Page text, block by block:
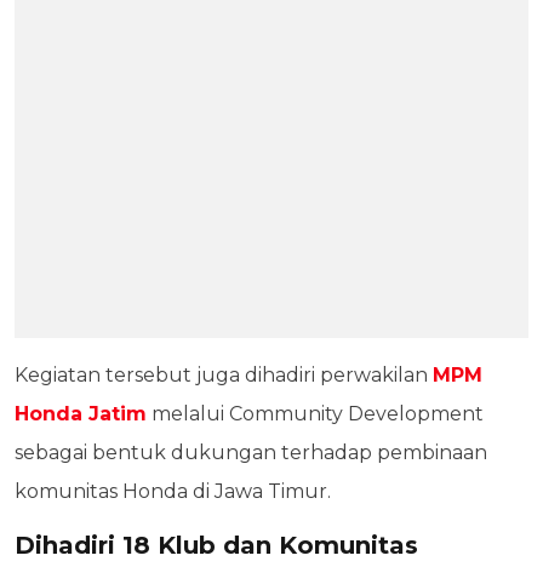
Kegiatan tersebut juga dihadiri perwakilan MPM
Honda Jatim melalui Community Development
sebagai bentuk dukungan terhadap pembinaan
komunitas Honda di Jawa Timur.
Dihadiri 18 Klub dan Komunitas